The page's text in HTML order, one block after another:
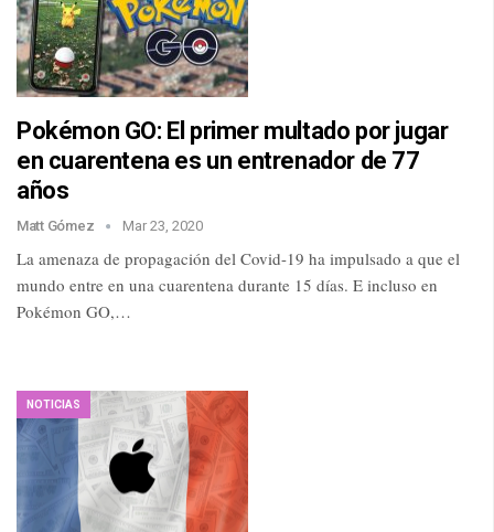
Pokémon GO: El primer multado por jugar
en cuarentena es un entrenador de 77
años
Matt Gómez Mar 23, 2020
La amenaza de propagación del Covid-19 ha impulsado a que el
mundo entre en una cuarentena durante 15 días. E incluso en
Pokémon GO,…
NOTICIAS